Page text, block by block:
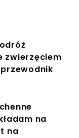
zwierzęciem
na
na